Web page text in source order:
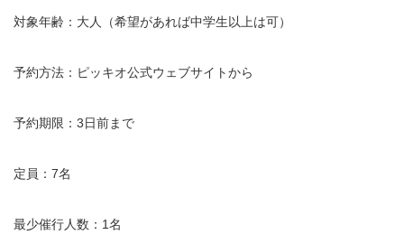
対象年齢：大人（希望があれば中学生以上は可）
予約方法：ピッキオ公式ウェブサイトから
予約期限：3日前まで
定員：7名
最少催行人数：1名